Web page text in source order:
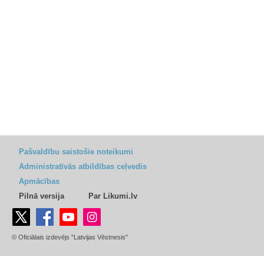
Pašvaldību saistošie noteikumi
Administratīvās atbildības ceļvedis
Apmācības
Pilnā versija
Par Likumi.lv
© Oficiālais izdevējs "Latvijas Vēstnesis"